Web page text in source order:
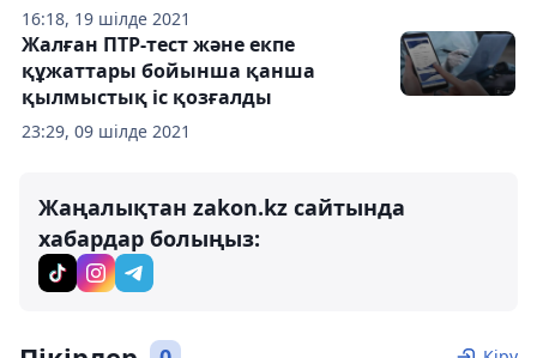
16:18, 19 шілде 2021
23:29, 09 шілде 2021
Жалған ПТР-тест және екпе
құжаттары бойынша қанша
қылмыстық іс қозғалды
Жаңалықтан zakon.kz сайтында
хабардар болыңыз: